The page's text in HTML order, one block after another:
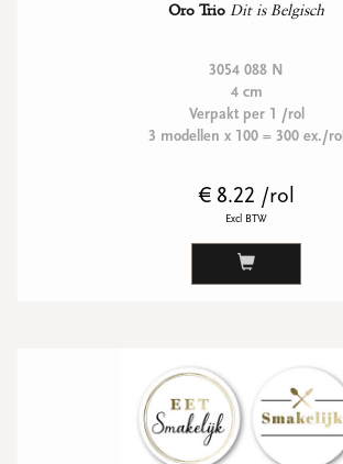
Oro Trio Dit is Belgisch
3054 088 N
4 cm
Verpakt per 1 /rol
3 modellen x 100 = 300 ex./rol
€ 8.22 /rol
Excl BTW